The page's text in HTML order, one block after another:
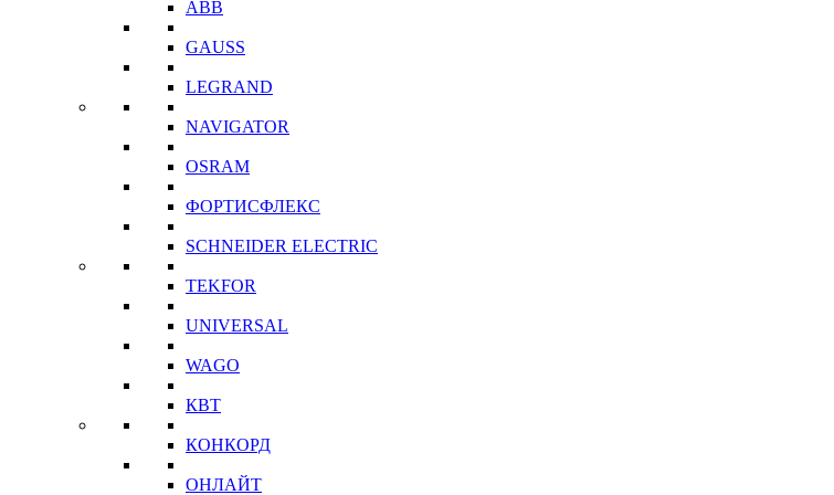
ABB
GAUSS
LEGRAND
NAVIGATOR
OSRAM
ФОРТИСФЛЕКС
SCHNEIDER ELECTRIC
TEKFOR
UNIVERSAL
WAGO
КВТ
КОНКОРД
ОНЛАЙТ